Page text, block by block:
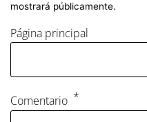
mostrará públicamente.
Página principal
Comentario